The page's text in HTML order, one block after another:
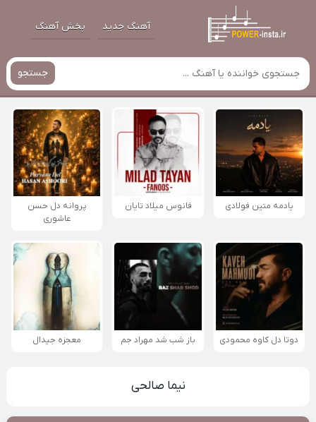
آهنگ جدید پخش آهنگ
جستجو
یادمه متین فولادی فانوس میلاد تایان
پروانه دل حسن
عاشوری
دوتا دل کاوه محمودی باز شب شد مهراد جم معجزه جیدال
نیما صالحی